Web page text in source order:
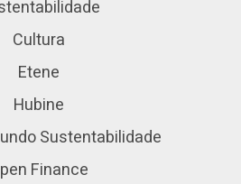
Cultura
Etene
Hubine
Sustentabilidade
Finance